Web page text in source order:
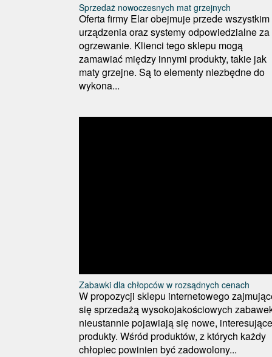
Sprzedaż nowoczesnych mat grzejnych
Oferta firmy Elar obejmuje przede wszystkim
urządzenia oraz systemy odpowiedzialne za
ogrzewanie. Klienci tego sklepu mogą
zamawiać między innymi produkty, takie jak
maty grzejne. Są to elementy niezbędne do
wykona...
Zabawki dla chłopców w rozsądnych cenach
W propozycji sklepu internetowego
się sprzedażą wysokojakościowych
nieustannie pojawiają się nowe, interesujące
produkty. Wśród produktów, z których każdy
chłopiec powinien być zadowolony...